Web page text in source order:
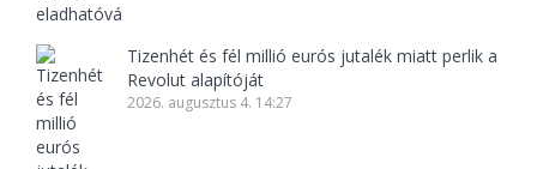
Tizenhét és fél millió eurós jutalék miatt perlik a
Revolut alapítóját
2026. augusztus 4. 14:27